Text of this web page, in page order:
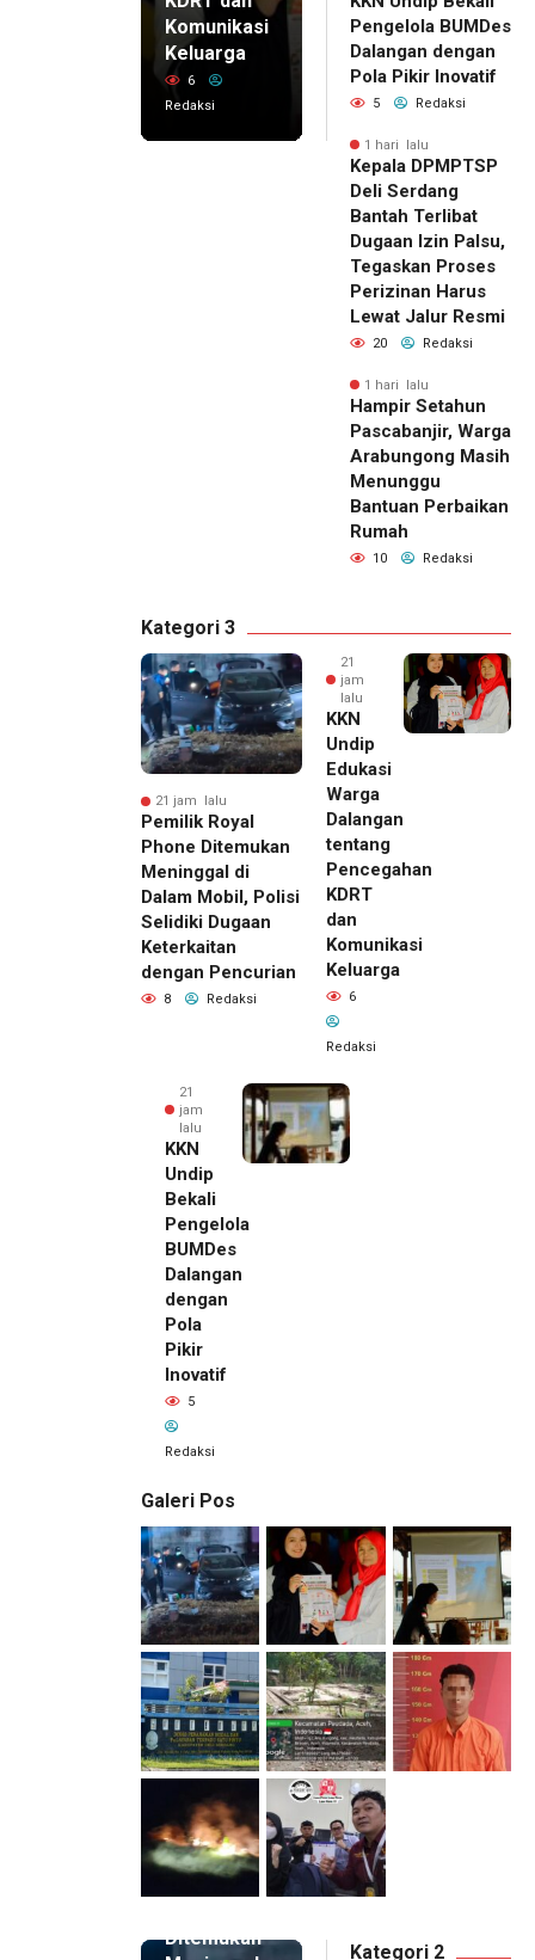
Komunikasi
Keluarga
6
Redaksi
Pengelola BUMDes
Dalangan dengan
Pola Pikir Inovatif
5 Redaksi
1 hari lalu
Kepala DPMPTSP
Deli Serdang
Bantah Terlibat
Dugaan Izin Palsu,
Tegaskan Proses
Perizinan Harus
Lewat Jalur Resmi
20 Redaksi
1 hari lalu
Hampir Setahun
Pascabanjir, Warga
Arabungong Masih
Menunggu
Bantuan Perbaikan
Rumah
10 Redaksi
Kategori 3
21 jam lalu
Pemilik Royal
Phone Ditemukan
Meninggal di
Dalam Mobil, Polisi
Selidiki Dugaan
Keterkaitan
dengan Pencurian
8 Redaksi
21
jam
lalu
KKN
Undip
Edukasi
Warga
Dalangan
tentang
Pencegahan
KDRT
dan
Komunikasi
Keluarga
6
Redaksi
21
jam
lalu
KKN
Undip
Bekali
Pengelola
BUMDes
Dalangan
dengan
Pola
Pikir
Inovatif
5
Redaksi
Galeri Pos
21 jam lalu
Pemilik
Ditemukan
Kategori 2